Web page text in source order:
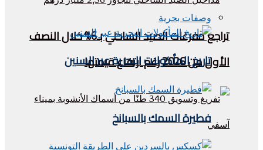
تراجع مفرغات الصيد الساحلي بـ6% خلال النصف
الأول من 2026 رغم ارتفاع قيمتها
وصفات بحرية
تاريخ المأكولات البحرية عبر السنين
فطيرة السمك بالسبانخ